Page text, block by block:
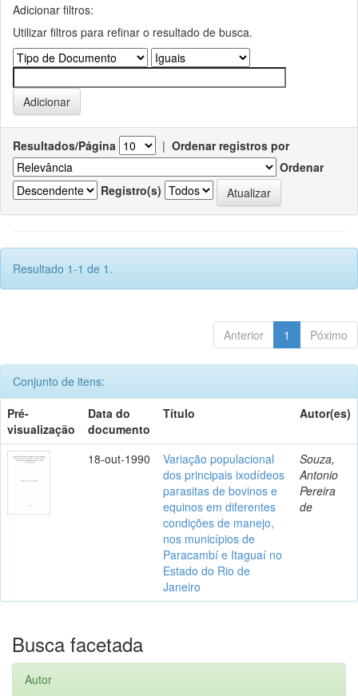
Adicionar filtros:
Utilizar filtros para refinar o resultado de busca.
Resultados/Página | Ordenar registros por
Ordenar
Registro(s)
Resultado 1-1 de 1.
Anterior 1 Póximo
Conjunto de itens:
Pré-
visualização
Data do
documento
Título Autor(es)
18-out-1990
Variação populacional
dos principais ixodídeos
parasitas de bovinos e
equinos em diferentes
condições de manejo,
nos municípios de
Paracambí e Itaguaí no
Estado do Rio de
Janeiro
Souza,
Antonio
Pereira
de
Busca facetada
Autor